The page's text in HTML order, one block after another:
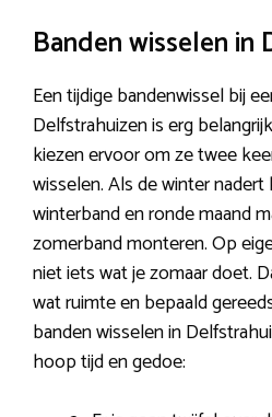
Banden wisselen in
Een tijdige bandenwissel bij
Delfstrahuizen is erg
kiezen ervoor om ze twee
wisselen. Als de winter
winterband en ronde maand
zomerband monteren. Op
niet iets wat je zomaar doet.
wat ruimte en bepaald
banden wisselen in
hoop tijd en gedoe: